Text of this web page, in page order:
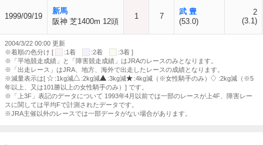
1999/09/19
新馬
阪神 芝1400m 12頭
1 7
武 豊
(53.0)
2
(3.1)
2004/3/22 00:00 更新
※着順の色分け [
:1着 :2着
:3着 ]
※「平地競走成績」と「障害競走成績」はJRAのレースのみとなります。
※「出走レース」はJRA、地方、海外で出走したレースの成績となります。
※減量表示は[
:1kg減 :2kg減 :3kg減 :4kg減（※女性騎手のみ）
:2kg減（※5
年以上、又は101勝以上の女性騎手のみ）] です。
※「上3F」表記のデータについて 1993年4月以前では一部のレースが上4F、障害レー
スに関しては平均Fで計測されたデータです。
※JRA主催以外のレースでは一部データがない場合があります。